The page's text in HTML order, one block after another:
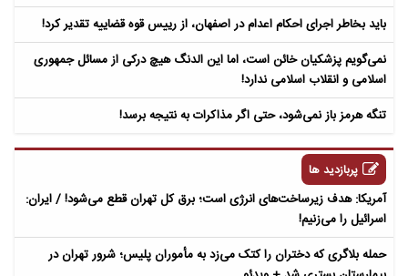
باید بخاطر اجرای احکام اعدام در اصفهان، از رییس قوه قضاییه تقدیر کرد!
نمی‌گویم پزشکیان خائن است، اما این الدنگ هیچ درکی از مسائل جمهوری
اسلامی و انقلاب اسلامی ندارد!
تنگه هرمز باز نمی‌شود، حتی اگر مذاکرات به نتیجه برسد!
پربازدید ها
آمریکا: هدف زیرساخت‌های انرژی است؛ برق کل تهران قطع می‌شود! / ایران:
اسرائیل را می‌زنیم!
حمله بلاگری که دختران را کتک می‌زد به مأموران پلیس؛ شرور تهران در